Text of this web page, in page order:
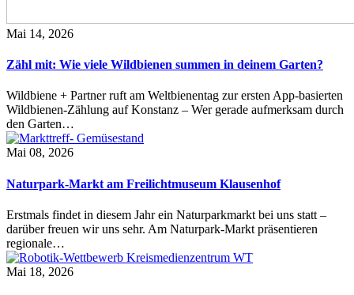
Mai 14, 2026
Zähl mit: Wie viele Wildbienen summen in deinem Garten?
Wildbiene + Partner ruft am Weltbienentag zur ersten App-basierten
Wildbienen-Zählung auf Konstanz – Wer gerade aufmerksam durch
den Garten…
Mai 08, 2026
Naturpark-Markt am Freilichtmuseum Klausenhof
Erstmals findet in diesem Jahr ein Naturparkmarkt bei uns statt –
darüber freuen wir uns sehr. Am Naturpark-Markt präsentieren
regionale…
Mai 18, 2026